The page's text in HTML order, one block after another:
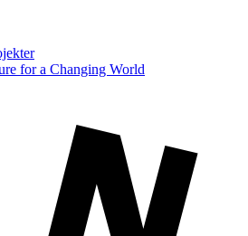
for a Changing World